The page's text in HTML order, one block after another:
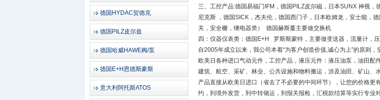
德国HYDAC贺德克
德国PILZ皮尔兹
德国哈威HAWE阀/泵
德国E+H恩德斯豪斯
意大利阿托斯ATOS
三、工控产品:德国易福门IFM，德国PILZ皮尔磁，日本SUNX 神视
尼克斯 ，德国SICK，杰夫伦，德国西门子，日本欧姆龙，安士能，
关，安全栅，继电器类） 德国赫斯蔓主要做交换机
四：仪器仪表类：德国E+H 罗斯斯蒙特，主要做变送器，流量计，
自2005年成立以来，我公司本着“为客户创造价值,诚心为上”的原则
欧美日各种进口气动元件，工控产品，液压元件：液压油泵，油田配
建筑、航空、采矿、林业、公共设施和物料搬运，涉及油田、矿山、
产品直接从欧美日进口（省去了不必要的中间环节），让您的价格
约，到境外发货，到中转储运，到报关报检，汇税款结算等实行专